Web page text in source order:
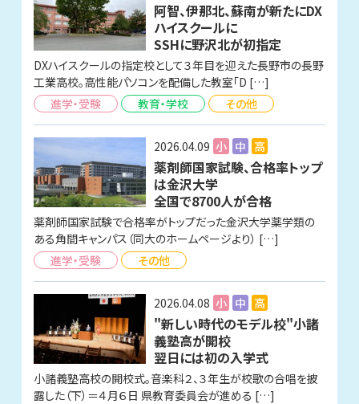
阿智、伊那北、蘇南が新たにDX
ハイスクールに
SSHに野沢北が初指定
DXハイスクールの指定校として３年目を迎えた長野市の長野
工業高校。高性能パソコンを配備した教室「D […]
進学・受験
教育・学校 その他
2026.04.09 小 中 高
薬剤師国家試験、合格率トップ
は金沢大学
全国で8700人が合格
薬剤師国家試験で合格率がトップだった金沢大学薬学類の
ある角間キャンパス（同大のホームページより） […]
進学・受験
その他
2026.04.08 小 中 高
"新しい時代のモデル校"小諸
義塾高が開校
翌日には初の入学式
小諸義塾高校の開校式。音楽科２、３年生が校歌の合唱を披
露した（下）＝４月６日 県教育委員会が進める […]